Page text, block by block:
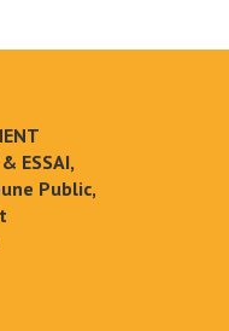
ESSAI,
Public,